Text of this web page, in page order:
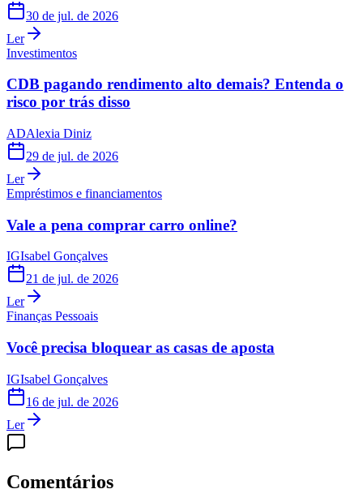
30 de jul. de 2026
Ler
Investimentos
CDB pagando rendimento alto demais? Entenda o
risco por trás disso
ADAlexia Diniz
29 de jul. de 2026
Ler
Empréstimos e financiamentos
Vale a pena comprar carro online?
IGIsabel Gonçalves
21 de jul. de 2026
Ler
Finanças Pessoais
Você precisa bloquear as casas de aposta
IGIsabel Gonçalves
16 de jul. de 2026
Ler
Comentários